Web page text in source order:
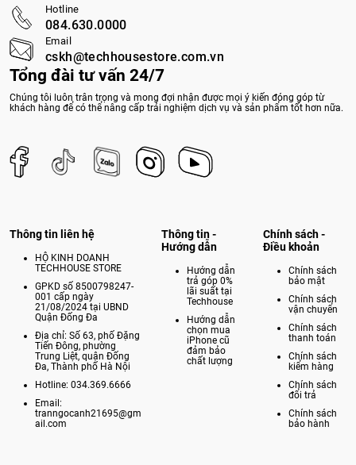
Tổng đài tư vấn 24/7
Chúng tôi luôn trân trọng và mong đợi nhận được mọi ý kiến đóng góp từ
khách hàng để có thể nâng cấp trải nghiệm dịch vụ và sản phẩm tốt hơn nữa.
Hotline
084.630.0000
Email
cskh@techhousestore.com.vn
Thông tin liên hệ
HỘ KINH DOANH
TECHHOUSE STORE
GPKD số 8500798247-
001 cấp ngày
21/08/2024 tại UBND
Quận Đống Đa
Địa chỉ: Số 63, phố Đặng
Tiến Đông, phường
Trung Liệt, quận Đống
Đa, Thành phố Hà Nội
Hotline: 034.369.6666
Email:
tranngocanh21695@gm
ail.com
Thông tin -
Hướng dẫn
Hướng dẫn
trả góp 0%
lãi suất tại
Techhouse
Hướng dẫn
chọn mua
iPhone cũ
đảm bảo
chất lượng
Chính sách -
Điều khoản
Chính sách
bảo mật
Chính sách
vận chuyển
Chính sách
thanh toán
Chính sách
kiểm hàng
Chính sách
đổi trả
Chính sách
bảo hành